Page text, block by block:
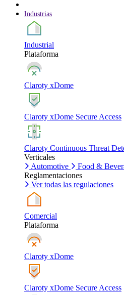
Industrias
Industrial
Plataforma
Claroty xDome
Claroty xDome Secure Access
Claroty Continuous Threat
Verticales
Automotive
Food &
Reglamentaciones
Ver todas las regulaciones
Comercial
Plataforma
Claroty xDome
Claroty xDome Secure Access